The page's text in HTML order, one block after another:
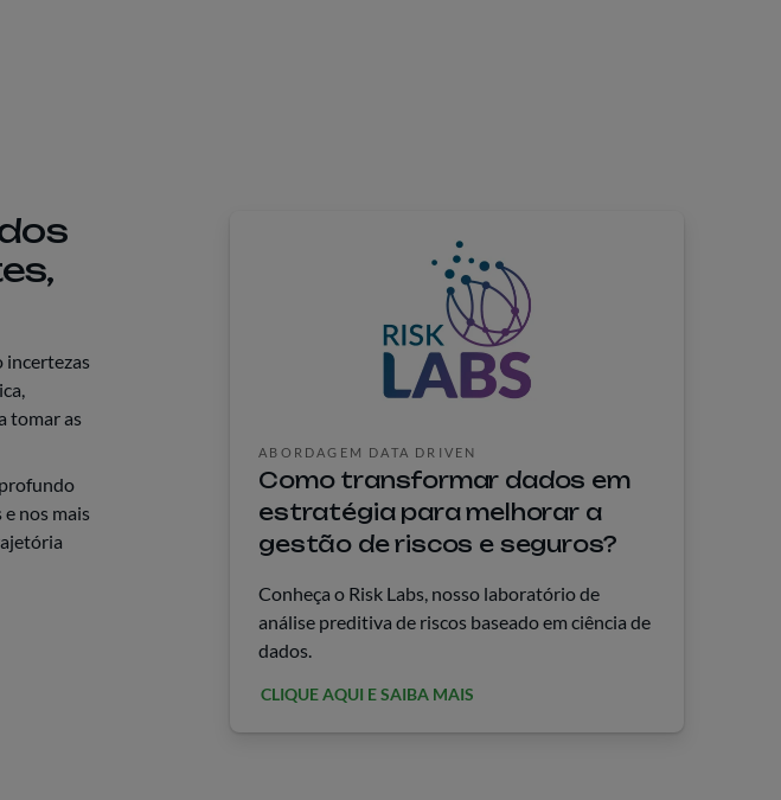
incertezas
tomar as
nos mais
ABORDAGEM DATA DRIVEN
Como transformar dados em
estratégia para melhorar a
gestão de riscos e seguros?
Conheça o Risk Labs, nosso laboratório de
análise preditiva de riscos baseado em ciência de
dados.
CLIQUE AQUI E SAIBA MAIS